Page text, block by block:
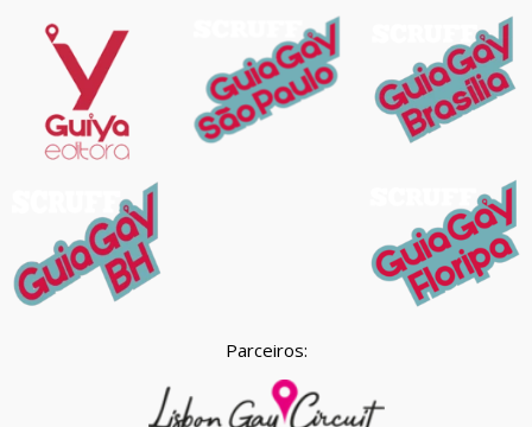
Parceiros: